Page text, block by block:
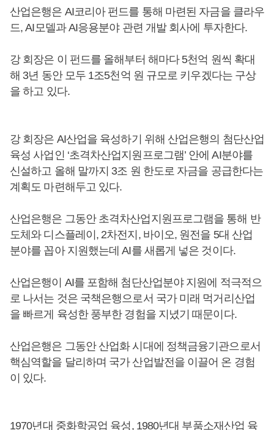
산업은행은 AI코리아 펀드를 통해 마련된 자금을 클라우
드, AI모델과 AI응용분야 관련 개발 회사에 투자한다.
강 회장은 이 펀드를 올해부터 해마다 5천억 원씩 확대
해 3년 동안 모두 1조5천억 원 규모로 키우겠다는 구상
을 하고 있다.
강 회장은 AI산업을 육성하기 위해 산업은행의 첨단산업
육성 사업인 ‘초격차산업지원프로그램’ 안에 AI분야를
신설하고 올해 말까지 3조 원 한도로 자금을 공급한다는
계획도 마련해두고 있다.
산업은행은 그동안 초격차산업지원프로그램을 통해 반
도체와 디스플레이, 2차전지, 바이오, 원전을 5대 산업
분야를 꼽아 지원했는데 AI를 새롭게 넣은 것이다.
산업은행이 AI를 포함해 첨단산업분야 지원에 적극적으
로 나서는 것은 국책은행으로서 국가 미래 먹거리산업
을 빠르게 육성한 풍부한 경험을 지녔기 때문이다.
산업은행은 그동안 산업화 시대에 정책금융기관으로서
핵심역할을 달리하며 국가 산업발전을 이끌어 온 경험
이 있다.
1970년대 중화학공업 육성, 1980년대 부품소재산업 육